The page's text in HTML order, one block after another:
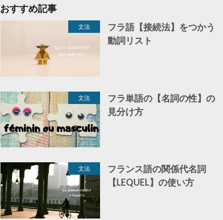
おすすめ記事
文法
フラ語【接続法】をつかう
動詞リスト
文法
フラ単語の【名詞の性】の
見分け方
文法
フランス語の関係代名詞
【LEQUEL】の使い方